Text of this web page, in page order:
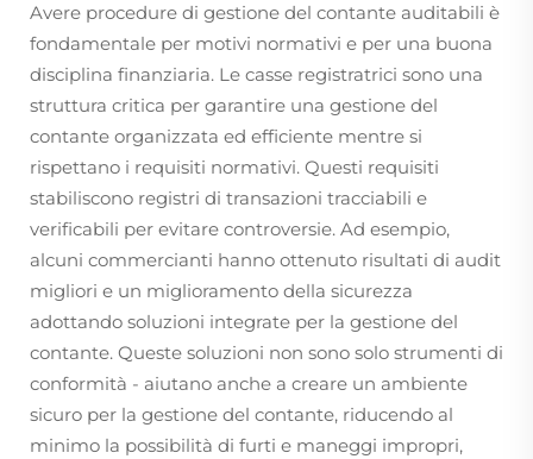
Avere procedure di gestione del contante auditabili è
fondamentale per motivi normativi e per una buona
disciplina finanziaria. Le casse registratrici sono una
struttura critica per garantire una gestione del
contante organizzata ed efficiente mentre si
rispettano i requisiti normativi. Questi requisiti
stabiliscono registri di transazioni tracciabili e
verificabili per evitare controversie. Ad esempio,
alcuni commercianti hanno ottenuto risultati di audit
migliori e un miglioramento della sicurezza
adottando soluzioni integrate per la gestione del
contante. Queste soluzioni non sono solo strumenti di
conformità - aiutano anche a creare un ambiente
sicuro per la gestione del contante, riducendo al
minimo la possibilità di furti e maneggi impropri,